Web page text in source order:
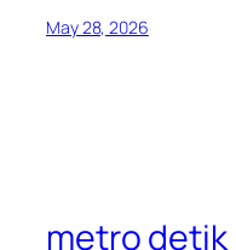
May 28, 2026
metro detik